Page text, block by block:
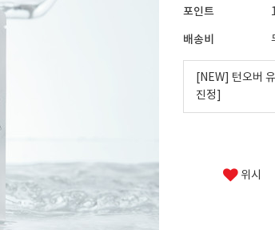
포인트
배송비
[NEW] 턴오버
진정]
위시